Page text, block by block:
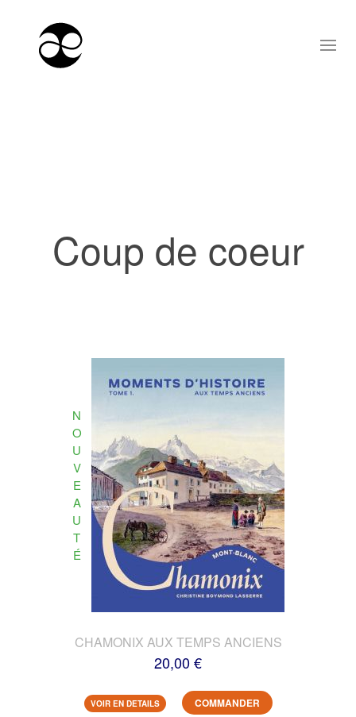
Coup de coeur
N
O
U
V
E
A
U
T
É
CHAMONIX AUX TEMPS ANCIENS
20,00 €
VOIR EN DETAILS COMMANDER